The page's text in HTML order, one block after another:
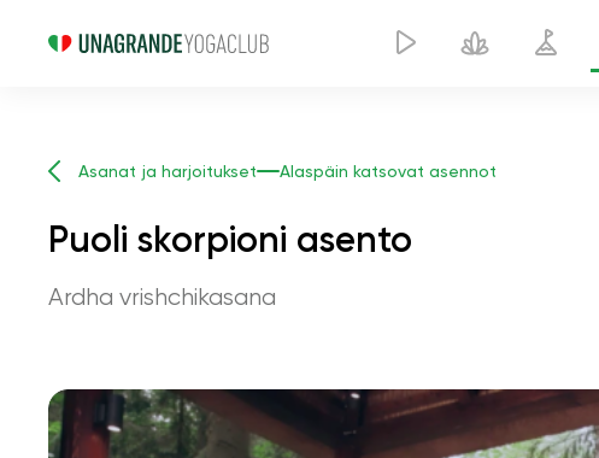
Asanat ja harjoitukset Alaspäin katsovat asennot
Puoli skorpioni asento
Ardha vrishchikasana